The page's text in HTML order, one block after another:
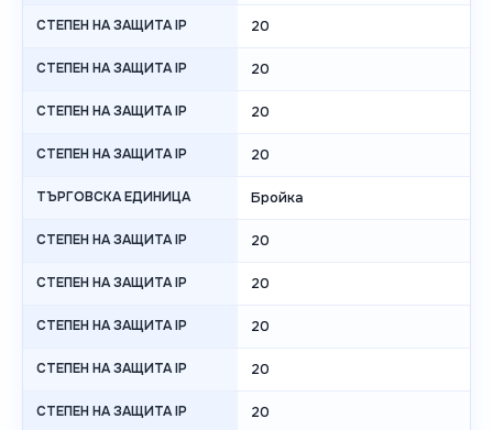
СТЕПЕН НА ЗАЩИТА IP 20
СТЕПЕН НА ЗАЩИТА IP 20
СТЕПЕН НА ЗАЩИТА IP 20
СТЕПЕН НА ЗАЩИТА IP 20
ТЪРГОВСКА ЕДИНИЦА Бройка
СТЕПЕН НА ЗАЩИТА IP 20
СТЕПЕН НА ЗАЩИТА IP 20
СТЕПЕН НА ЗАЩИТА IP 20
СТЕПЕН НА ЗАЩИТА IP 20
СТЕПЕН НА ЗАЩИТА IP 20